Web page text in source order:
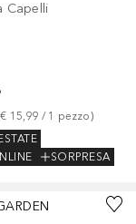
Capelli
€ 15,99 / 1 pezzo)
ESTATE
SORPRESA